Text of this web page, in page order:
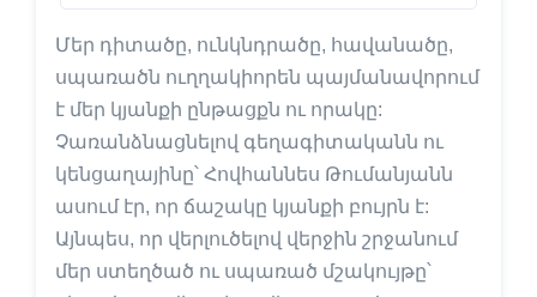
Մեր դիտածը, ունկնդրածը, հավանածը,
սպառածն ուղղակիորեն պայմանավորում
է մեր կյանքի ընթացքն ու որակը:
Չառանձնացնելով գեղագիտականն ու
կենցաղայինը՝ Հովհաննես Թումանյանն
ասում էր, որ ճաշակը կյանքի բույրն է:
Այնպես, որ վերլուծելով վերջին շրջանում
մեր ստեղծած ու սպառած մշակույթը՝